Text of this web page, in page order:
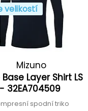
velikostí
Mizuno
Layer Shirt LS
- 32EA704509
spodní triko